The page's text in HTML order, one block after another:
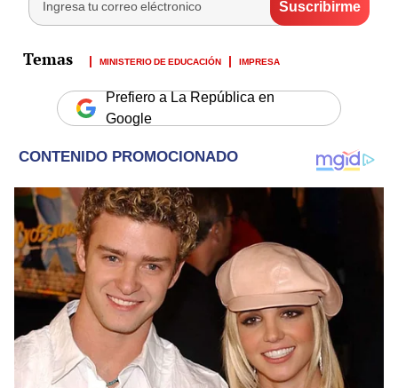
MINISTERIO DE EDUCACIÓN IMPRESA
Prefiero a La República en
Google